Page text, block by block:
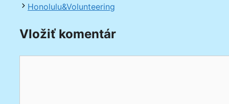
Honolulu&Volunteering
Vložiť komentár